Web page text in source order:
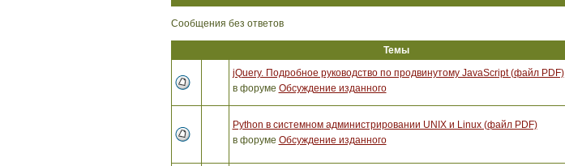
Сообщения без ответов
Темы
jQuery. Подробное руководство по продвинутому JavaScript (файл PDF)
в форуме Обсуждение изданного
Python в системном администрировании UNIX и Linux (файл PDF)
в форуме Обсуждение изданного